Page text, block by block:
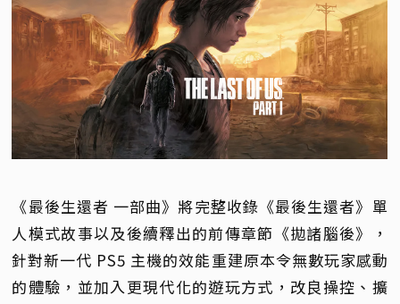
《最後生還者 一部曲》將完整收錄《最後生還者》單
人模式故事以及後續釋出的前傳章節《拋諸腦後》，
針對新一代 PS5 主機的效能重建原本令無數玩家感動
的體驗，並加入更現代化的遊玩方式，改良操控、擴